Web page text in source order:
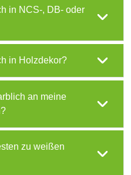
in NCS-, DB- oder
in Holzdekor?
an meine
zu weißen